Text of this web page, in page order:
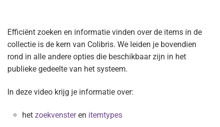
Efficiënt zoeken en informatie vinden over de items in de
collectie is de kern van Colibris. We leiden je bovendien
rond in alle andere opties die beschikbaar zijn in het
publieke gedeelte van het systeem.
In deze video krijg je informatie over:
het zoekvensteren itemtypes